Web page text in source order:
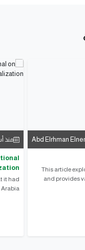
Abd Elrhman
**This article
and provides
منذ
it had
Arabia